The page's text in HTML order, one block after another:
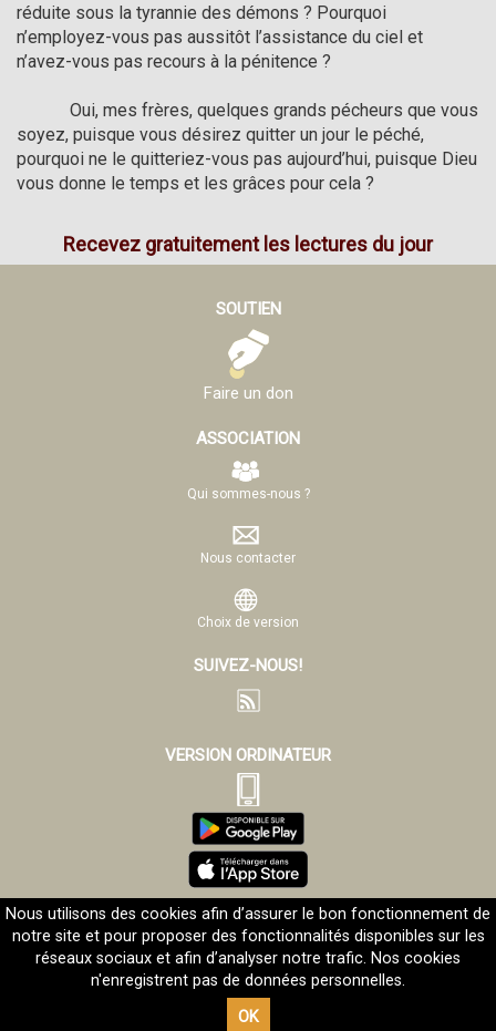
réduite sous la tyrannie des démons ? Pourquoi
n’employez-vous pas aussitôt l’assistance du ciel et
n’avez-vous pas recours à la pénitence ?
soyez, puisque vous désirez quitter un jour le péché,
pourquoi ne le quitteriez-vous pas aujourd’hui, puisque Dieu
vous donne le temps et les grâces pour cela ?
Recevez gratuitement les lectures du jour
SOUTIEN
Faire un don
ASSOCIATION
Qui sommes-nous ?
Nous contacter
Choix de version
SUIVEZ-NOUS!
VERSION ORDINATEUR
Mentions légales
©Evangelizo.org 2001-2026
Nous utilisons des cookies afin d’assurer le bon fonctionnement de
notre site et pour proposer des fonctionnalités disponibles sur les
réseaux sociaux et afin d’analyser notre trafic. Nos cookies
n'enregistrent pas de données personnelles.
OK